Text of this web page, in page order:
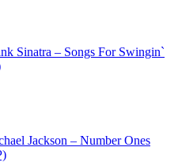
Sinatra – Songs For Swingin`
Jackson – Number Ones